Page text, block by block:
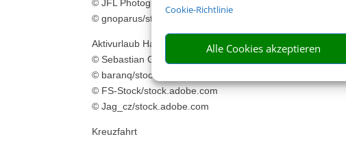
Cookie-Richtlinie
Alle Cookies akzeptieren
© JFL Photography/stock.adobe.com
© gnoparus/stock.adobe.com
Aktivurlaub Harz
© Sebastian Grote/stock.adobe.com
© baranq/stock.adobe.com
© FS-Stock/stock.adobe.com
© Jag_cz/stock.adobe.com
Kreuzfahrt